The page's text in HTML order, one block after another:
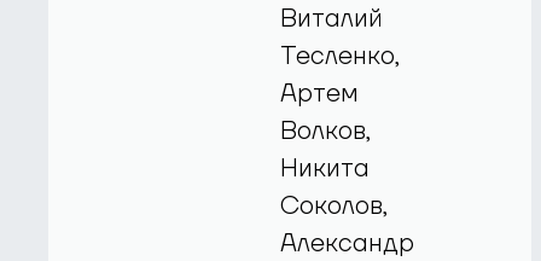
Виталий
Тесленко,
Артем
Волков,
Никита
Соколов,
Александр